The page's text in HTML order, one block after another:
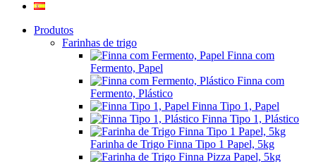
Produtos
Farinhas de trigo
Finna com
Fermento, Papel
Finna com
Fermento, Plástico
Finna Tipo 1, Papel
Finna Tipo 1, Plástico
Farinha de Trigo Finna Tipo 1 Papel, 5kg